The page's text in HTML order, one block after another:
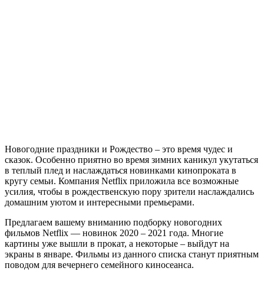
Новогодние праздники и Рождество – это время чудес и
сказок. Особенно приятно во время зимних каникул укутаться
в теплый плед и наслаждаться новинками кинопроката в
кругу семьи. Компания Netflix приложила все возможные
усилия, чтобы в рождественскую пору зрители наслаждались
домашним уютом и интересными премьерами.
Предлагаем вашему вниманию подборку новогодних
фильмов Netflix — новинок 2020 – 2021 года. Многие
картины уже вышли в прокат, а некоторые – выйдут на
экраны в январе. Фильмы из данного списка станут приятным
поводом для вечернего семейного киносеанса.